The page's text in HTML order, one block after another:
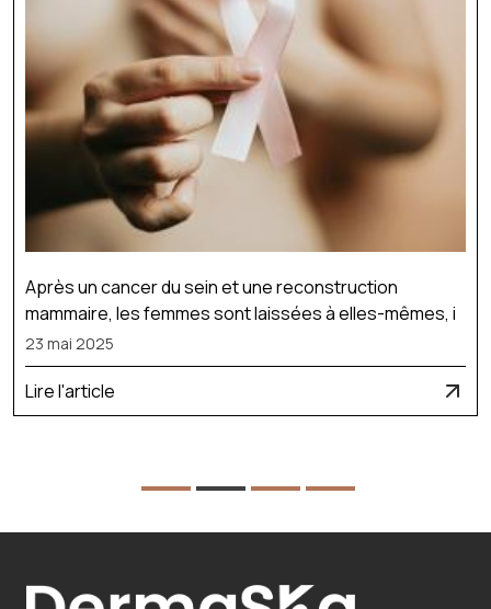
Après un cancer du sein et une reconstruction
mammaire, les femmes sont laissées à elles-mêmes, i
23 mai 2025
Lire l'article